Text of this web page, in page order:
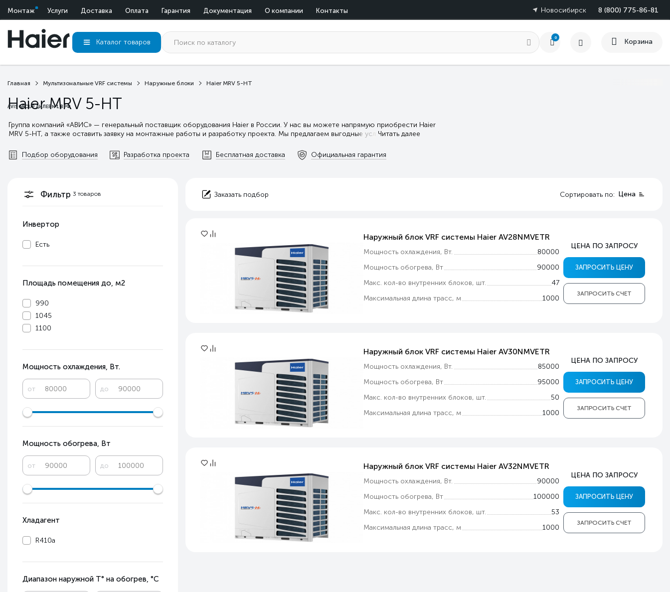
Монтаж Услуги Доставка Оплата Гарантия Документация О компании Контакты 8 (800) 775-86-81
Новосибирск
AVIS GROUP ДИЛЕР №1 В РФ
Каталог товаров
0
Корзина
Главная Мультизональные VRF системы Наружные блоки Haier MRV 5-HT
Haier MRV 5-HT
Группа компаний «АВИС» — генеральный поставщик оборудования Haier в России. У нас вы можете напрямую приобрести Haier
MRV 5-HT, а также оставить заявку на монтажные работы и разработку проекта. Мы предлагаем выгодные усл Читать далее
Подбор оборудования Разработка проекта Бесплатная доставка Официальная гарантия
Фильтр 3 товаров
Инвертор
Есть
Площадь помещения до, м2
990
1045
1100
Мощность охлаждения, Вт.
от до
Мощность обогрева, Вт
от до
Хладагент
R410a
Диапазон наружной T° на обогрев, °С
Сортировать по: Цена
Заказать подбор
Наружный блок VRF системы Haier AV28NMVETR
Мощность охлаждения, Вт.
80000
Мощность обогрева, Вт
90000
Макс. кол-во внутренних блоков, шт.
47
Максимальная длина трасс, м
1000
ЦЕНА ПО ЗАПРОСУ
ЗАПРОСИТЬ СЧЕТ
ЗАПРОСИТЬ ЦЕНУ
Наружный блок VRF системы Haier AV30NMVETR
Мощность охлаждения, Вт.
85000
Мощность обогрева, Вт
95000
Макс. кол-во внутренних блоков, шт.
50
Максимальная длина трасс, м
1000
ЦЕНА ПО ЗАПРОСУ
ЗАПРОСИТЬ СЧЕТ
ЗАПРОСИТЬ ЦЕНУ
Наружный блок VRF системы Haier AV32NMVETR
Мощность охлаждения, Вт.
90000
Мощность обогрева, Вт
100000
Макс. кол-во внутренних блоков, шт.
53
Максимальная длина трасс, м
1000
ЦЕНА ПО ЗАПРОСУ
ЗАПРОСИТЬ СЧЕТ
ЗАПРОСИТЬ ЦЕНУ